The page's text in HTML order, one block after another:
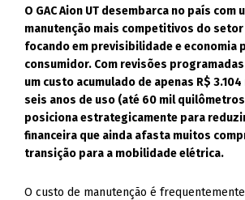
O GAC Aion UT desembarca no país com
manutenção mais competitivos do
focando em previsibilidade e economia
consumidor. Com revisões
um custo acumulado de apenas R$
seis anos de uso (até 60 mil
posiciona estrategicamente para
financeira que ainda afasta muitos
transição para a mobilidade elétrica.
O custo de manutenção é